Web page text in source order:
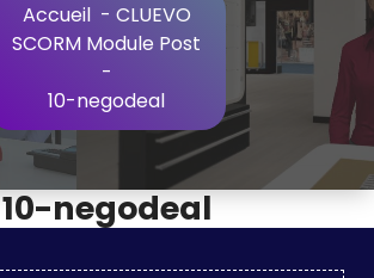
Accueil- CLUEVO
SCORM Module Post
-
10-negodeal
10-negodeal